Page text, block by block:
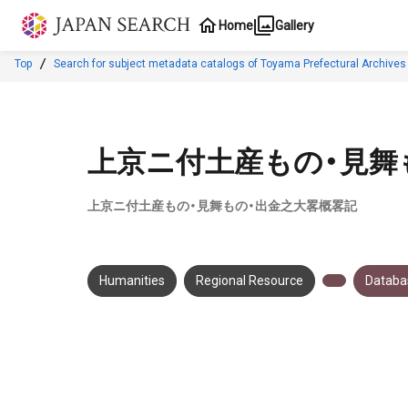
Jump to main content
Home Gallery
Top Search for subject metadata catalogs of Toyama Prefectural Archives
上京ニ付土産もの・見
上京ニ付土産もの・見舞もの・出金之大畧概畧記
Humanities Regional Resource